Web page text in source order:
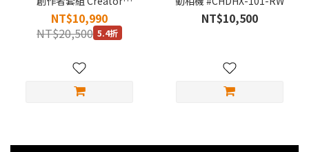
Edition #CHDFB-111-AS
NT$10,990
NT$20,500 5.4折
NT$10,500